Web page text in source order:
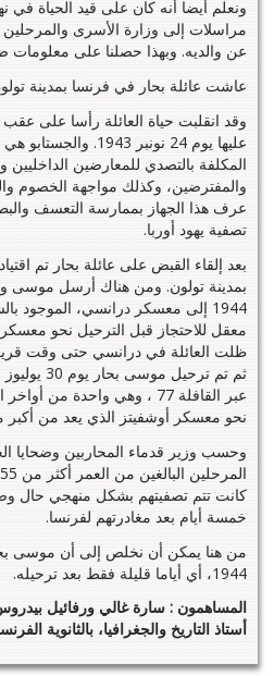
ونعلم أيضا أنه كان على قيد الحياة
مراسلات إلى وزارة الأسرى
عن والديه. وبهذا حصلنا على
عاشت عائلة بحار في فرنسا بمدينة تولون، رقم 37 طريق
وقد انقلبت حياة العائلة رأسا على
عليها يوم 24 نونبر
المكلفة بالتصدي للمعارضين الداخليين
والمفترضين، وكذلك مواجهة الخصوم
عرف هذا الجهاز بممارسة التعسف
تصفية يهود أوربا.
بعد إلقاء القبض على عائلة بحار تم
1944 إلى معسكر درانسي، الموجود
معقل للاحتجاز قبل الترحيل نحو
ظلت العائلة في درانسي حتى وقت
عبر القافلة 77 ، وهي واحدة
نحو معسكر أوشفيتز الذي يعد من أكبر
وحسب وزير قدماء المحاربين وضحايا
كانت تتم تصفيتهم بشكل منهجي حال
خمسة أيام بعد مغادرتهم لفرنسا.
من هنا يمكن أن نخلص إلى أن موسى
1944، أي أياما قليلة فقط بعد ترحيله.
المساهمون : سارة غالي ورفائيل
أستاذ التاريخ والجغرافيا، بالثانوية